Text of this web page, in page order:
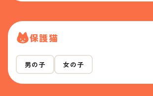
保護猫
男の子 女の子